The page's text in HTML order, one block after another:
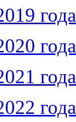
года
года
года
года